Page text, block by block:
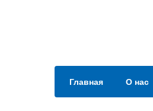
Главная О нас